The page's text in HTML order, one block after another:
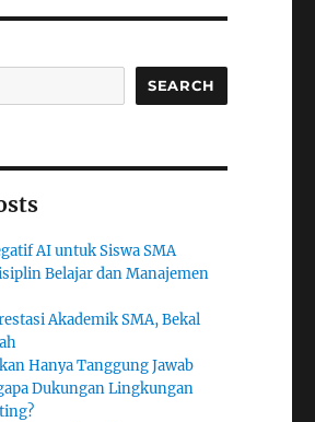
SEARCH
AI untuk Siswa SMA
Belajar dan Manajemen
Akademik SMA, Bekal
Hanya Tanggung Jawab
Dukungan Lingkungan